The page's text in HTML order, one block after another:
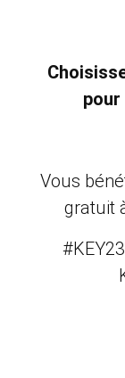
Vous
gratuit